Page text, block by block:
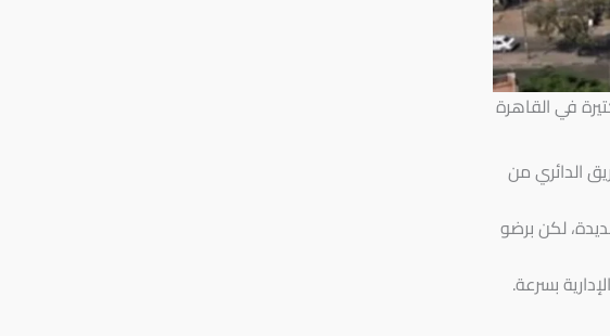
في القاهرة
الدائري من
لكن برضو
بسرعة.